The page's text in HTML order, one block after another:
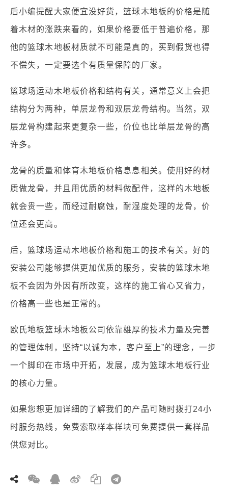
后小编提醒大家便宜没好货，篮球木地板的价格是随
着木材的涨跌来看的，如果价格要低于普遍价格，那
他的篮球木地板材质就不可能是真的，买到假货也得
不偿失，一定要选个有质量保障的厂家。
篮球场运动木地板价格和结构有关，通常意义上会把
结构分为两种，单层龙骨和双层龙骨结构。当然，双
层龙骨构建起来更复杂一些，价位也比单层龙骨的高
许多。
龙骨的质量和体育木地板价格息息相关。使用好的材
质做龙骨，并且用优质的材料做配件，这样的木地板
就会贵一些，而经过耐腐蚀，耐湿度处理的龙骨，价
位还会更高。
后，篮球场运动木地板价格和施工的技术有关。好的
安装公司能够提供更加优质的服务，安装的篮球木地
板不会因为外因有所改变，这样的施工省心又省力，
价格高一些也是正常的。
欧氏地板篮球木地板公司依靠雄厚的技术力量及完善
的管理体制，坚持“以诚为本，客户至上”的理念，一步
一个脚印在市场中开拓，发展，成为篮球木地板行业
的核心力量。
如果您想更加详细的了解我们的产品可随时拨打24小
时服务热线，免费索取样本样块可免费提供一套样品
供您对比。